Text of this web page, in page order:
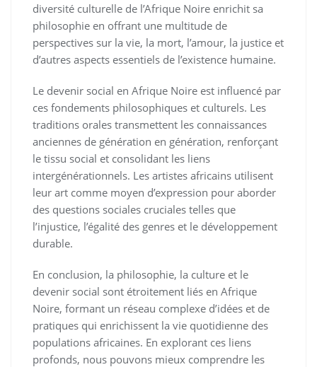
diversité culturelle de l’Afrique Noire enrichit sa
philosophie en offrant une multitude de
perspectives sur la vie, la mort, l’amour, la justice et
d’autres aspects essentiels de l’existence humaine.
Le devenir social en Afrique Noire est influencé par
ces fondements philosophiques et culturels. Les
traditions orales transmettent les connaissances
anciennes de génération en génération, renforçant
le tissu social et consolidant les liens
intergénérationnels. Les artistes africains utilisent
leur art comme moyen d’expression pour aborder
des questions sociales cruciales telles que
l’injustice, l’égalité des genres et le développement
durable.
En conclusion, la philosophie, la culture et le
devenir social sont étroitement liés en Afrique
Noire, formant un réseau complexe d’idées et de
pratiques qui enrichissent la vie quotidienne des
populations africaines. En explorant ces liens
profonds, nous pouvons mieux comprendre les